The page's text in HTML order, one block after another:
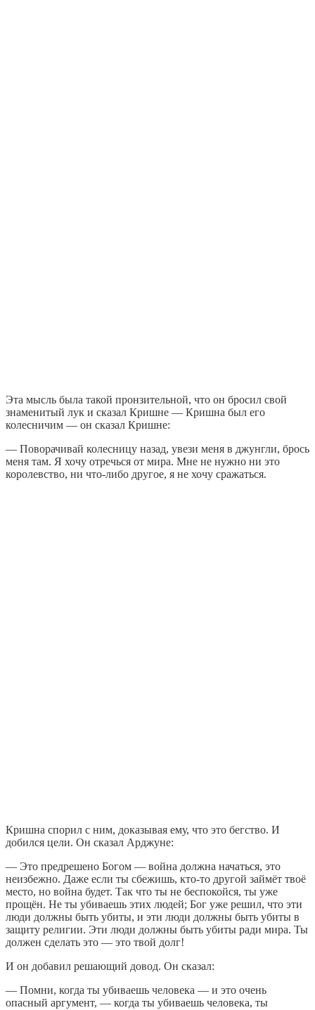
Эта мысль была такой пронзительной, что он бросил свой
знаменитый лук и сказал Кришне — Кришна был его
колесничим — он сказал Кришне:
— Поворачивай колесницу назад, увези меня в джунгли, брось
меня там. Я хочу отречься от мира. Мне не нужно ни это
королевство, ни что-либо другое, я не хочу сражаться.
Кришна спорил с ним, доказывая ему, что это бегство. И
добился цели. Он сказал Арджуне:
— Это предрешено Богом — война должна начаться, это
неизбежно. Даже если ты сбежишь, кто-то другой займёт твоё
место, но война будет. Так что ты не беспокойся, ты уже
прощён. Не ты убиваешь этих людей; Бог уже решил, что эти
люди должны быть убиты, и эти люди должны быть убиты в
защиту религии. Эти люди должны быть убиты ради мира. Ты
должен сделать это — это твой долг!
И он добавил решающий довод. Он сказал:
— Помни, когда ты убиваешь человека — и это очень
опасный аргумент, — когда ты убиваешь человека, ты